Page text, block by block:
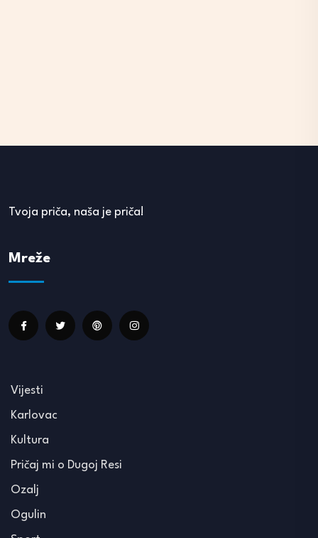
Tvoja priča, naša je priča!
Mreže
Vijesti
Karlovac
Kultura
Pričaj mi o Dugoj Resi
Ozalj
Ogulin